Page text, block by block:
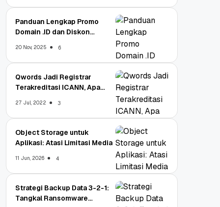
Panduan Lengkap Promo
Domain .ID dan Diskon
20 Nov, 2025 6
Qwords Jadi Registrar
Terakreditasi ICANN, Apa
27 Jul, 2022 3
Object Storage untuk
Aplikasi: Atasi Limitasi Media
11 Jun, 2026 4
Strategi Backup Data 3-2-1:
Tangkal Ransomware